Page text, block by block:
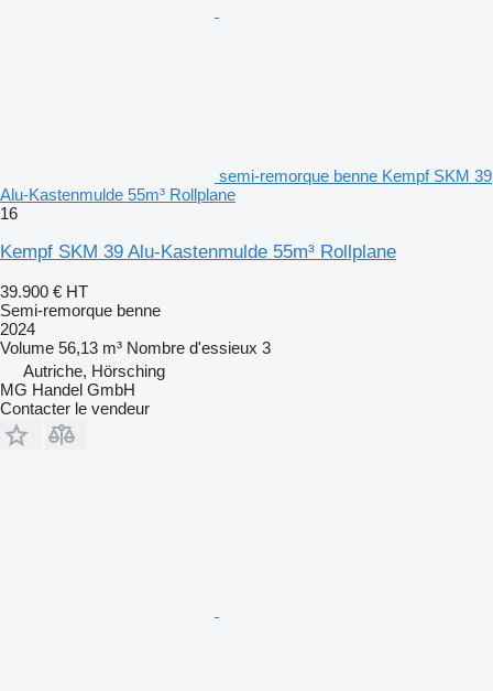
semi-remorque benne Kempf SKM 39
Alu-Kastenmulde 55m³ Rollplane
16
Kempf SKM 39 Alu-Kastenmulde 55m³ Rollplane
39.900 € HT
Semi-remorque benne
2024
Volume 56,13 m³ Nombre d'essieux 3
Autriche, Hörsching
MG Handel GmbH
Contacter le vendeur